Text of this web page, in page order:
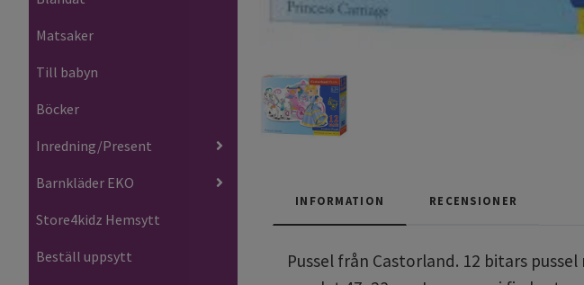
Matsaker
Till babyn
Böcker
Inredning/Present
Barnkläder EKO
Store4kidz Hemsytt
Beställ uppsytt
INFORMATION RECENSIONER
Pussel från Castorland. 12 bitars